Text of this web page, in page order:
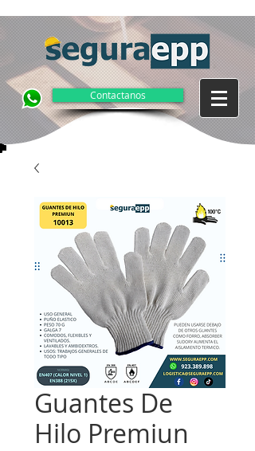
Contactanos
Guantes De
Hilo Premiun